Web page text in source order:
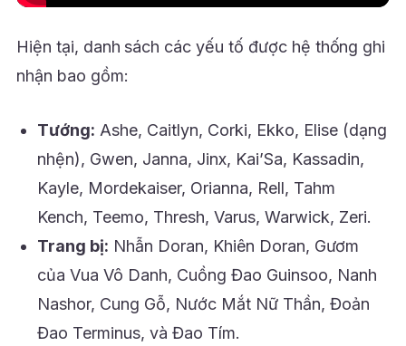
Hiện tại, danh sách các yếu tố được hệ thống ghi
nhận bao gồm:
Tướng: Ashe, Caitlyn, Corki, Ekko, Elise (dạng
nhện), Gwen, Janna, Jinx, Kai’Sa, Kassadin,
Kayle, Mordekaiser, Orianna, Rell, Tahm
Kench, Teemo, Thresh, Varus, Warwick, Zeri.
Trang bị: Nhẫn Doran, Khiên Doran, Gươm
của Vua Vô Danh, Cuồng Đao Guinsoo, Nanh
Nashor, Cung Gỗ, Nước Mắt Nữ Thần, Đoản
Đao Terminus, và Đao Tím.